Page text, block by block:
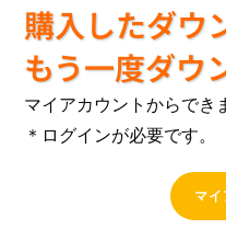
購入したダウ
もう一度ダウ
マイアカウントからでき
＊ログインが必要です。
マ